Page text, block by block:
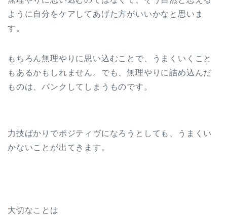
ように自分をケアしてあげた方がいいかなと思いま
す。
もちろん無理やりに思い込むことで、うまくいくこと
もあるかもしれません。でも、無理やりに詰め込んだ
ものは、パンクしてしまうものです。
力技ばかりでポジティヴになろうとしても、うまくい
かないことが出てきます。
大切なことは